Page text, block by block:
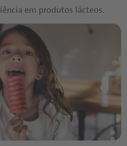
em produtos lácteos.